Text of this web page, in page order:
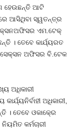
ହେଉଛନ୍ତି ଆଟି
ଆସିଥିବା ସ୍ୱତନ୍ତ୍ର
ଏମ.ଟେକ୍‍
। ତେବେ କାର୍ଯ୍ୟରତ
ଅଫିସର ବି.ଟେକ
ଅଧିକାରୀ
ଅଧିକାରୀ,
। ତେବେ ଓକାକ୍‍ରେ
କର୍ମଚାରୀ